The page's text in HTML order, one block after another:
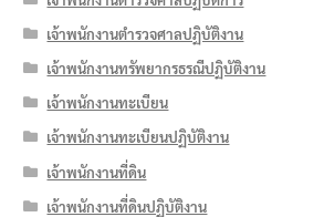
เจ้าพนักงานตำรวจศาลปฏิบัติงาน
เจ้าพนักงานทรัพยากรธรณีปฏิบัติงาน
เจ้าพนักงานทะเบียน
เจ้าพนักงานทะเบียนปฏิบัติงาน
เจ้าพนักงานที่ดิน
เจ้าพนักงานที่ดินปฏิบัติงาน